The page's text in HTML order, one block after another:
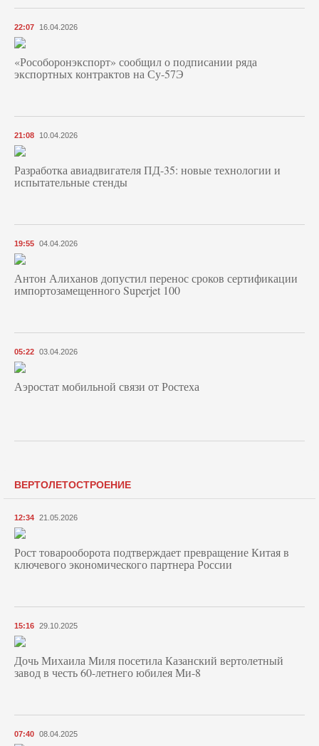
22:07 16.04.2026
«Рособоронэкспорт» сообщил о подписании ряда
экспортных контрактов на Су-57Э
21:08 10.04.2026
Разработка авиадвигателя ПД-35: новые технологии и
испытательные стенды
19:55 04.04.2026
Антон Алиханов допустил перенос сроков сертификации
импортозамещенного Superjet 100
05:22 03.04.2026
Аэростат мобильной связи от Ростеха
ВЕРТОЛЕТОСТРОЕНИЕ
12:34 21.05.2026
Рост товарооборота подтверждает превращение Китая в
ключевого экономического партнера России
15:16 29.10.2025
Дочь Михаила Миля посетила Казанский вертолетный
завод в честь 60-летнего юбилея Ми-8
07:40 08.04.2025